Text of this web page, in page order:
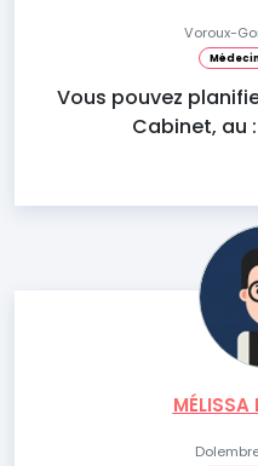
Voroux-
Vous pouvez
Cabinet, au